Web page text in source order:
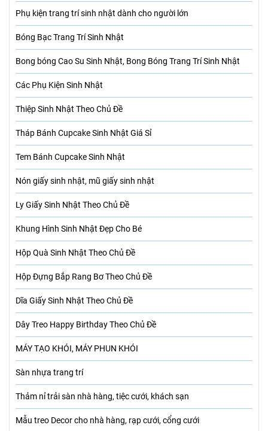
Phụ kiện trang trí sinh nhật dành cho người lớn
Bóng Bạc Trang Trí Sinh Nhật
Bong bóng Cao Su Sinh Nhật, Bong Bóng Trang Trí Sinh Nhật
Các Phụ Kiện Sinh Nhật
Thiệp Sinh Nhật Theo Chủ Đề
Tháp Bánh Cupcake Sinh Nhật Giá Sỉ
Tem Bánh Cupcake Sinh Nhật
Nón giấy sinh nhật, mũ giấy sinh nhật
Ly Giấy Sinh Nhật Theo Chủ Đề
Khung Hình Sinh Nhật Đẹp Cho Bé
Hộp Quà Sinh Nhật Theo Chủ Đề
Hộp Đựng Bắp Rang Bơ Theo Chủ Đề
Dĩa Giấy Sinh Nhật Theo Chủ Đề
Dây Treo Happy Birthday Theo Chủ Đề
MÁY TẠO KHÓI, MÁY PHUN KHÓI
Sàn nhựa trang trí
Thảm nỉ trải sàn nhà hàng, tiệc cưới, khách sạn
Mẫu treo Decor cho nhà hàng, rạp cưới, cổng cưới